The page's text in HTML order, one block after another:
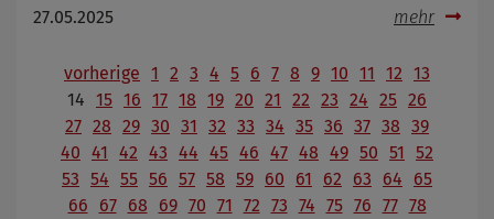
27.05.2025 mehr
vorherige 1 2 3 4 5 6 7 8 9 10 11 12 13
14 15 16 17 18 19 20 21 22 23 24 25 26
27 28 29 30 31 32 33 34 35 36 37 38 39
40 41 42 43 44 45 46 47 48 49 50 51
52
53 54 55 56 57 58 59 60 61 62 63 64
65
66
67 68 69 70 71 72 73 74 75 76 77 78